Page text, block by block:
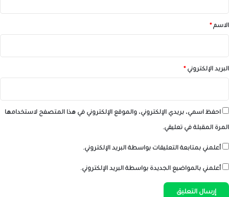
*الاسم*
البريد الإلكتروني*
احفظ اسمي، بريدي الإلكتروني، والموقع الإلكتروني في هذا المتصفح لاستخدامها
المرة المقبلة في تعليقي.
أعلمني بمتابعة التعليقات بواسطة البريد الإلكتروني.
أعلمني بالمواضيع الجديدة بواسطة البريد الإلكتروني.